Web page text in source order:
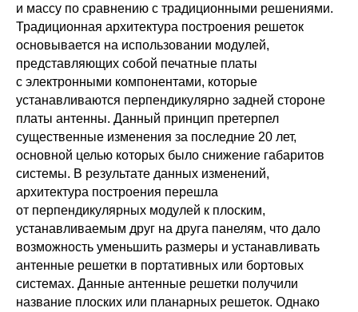
и массу по сравнению с традиционными решениями.
Традиционная архитектура построения решеток
основывается на использовании модулей,
представляющих собой печатные платы
с электронными компонентами, которые
устанавливаются перпендикулярно задней стороне
платы антенны. Данный принцип претерпел
существенные изменения за последние 20 лет,
основной целью которых было снижение габаритов
системы. В результате данных изменений,
архитектура построения перешла
от перпендикулярных модулей к плоским,
устанавливаемым друг на друга панелям, что дало
возможность уменьшить размеры и устанавливать
антенные решетки в портативных или бортовых
системах. Данные антенные решетки получили
название плоских или планарных решеток. Однако